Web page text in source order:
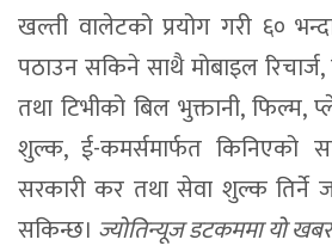
खल्ती वालेटको प्रयोग गरी ६०
पठाउन सकिने साथै मोबाइल रिचार्ज,
तथा टिभीको बिल भुक्तानी, फिल्म,
शुल्क, ई-कमर्समार्फत किनिएको
सरकारी कर तथा सेवा शुल्क तिर्ने
सकिन्छ। ज्योतिन्यूज डटकममा यो